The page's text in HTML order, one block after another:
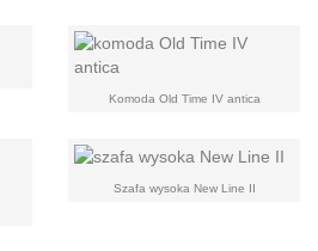
Komoda Old Time IV antica
Szafa wysoka New Line II